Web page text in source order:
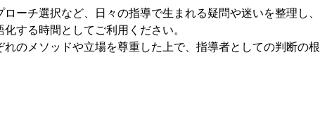
ーチ選択など、日々の指導で生まれる疑問や迷いを整理し、
する時間としてご利用ください。
のメソッドや立場を尊重した上で、指導者としての判断の根